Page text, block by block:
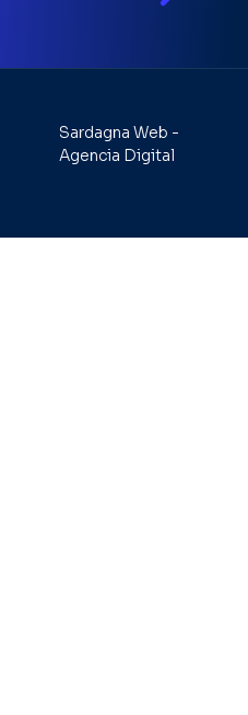
Sardagna Web -
Agencia Digital